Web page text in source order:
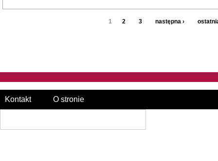
1 2 3 następna ›
Kontakt O stronie